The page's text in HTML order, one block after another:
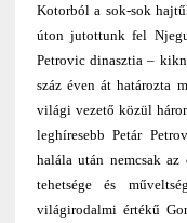
Kotorból a sok-sok
úton jutottunk fel
Petrovic dinasztia –
száz éven át határozta
világi vezető közül
leghíresebb Petár
halála után nemcsak
tehetsége és
világirodalmi értékű